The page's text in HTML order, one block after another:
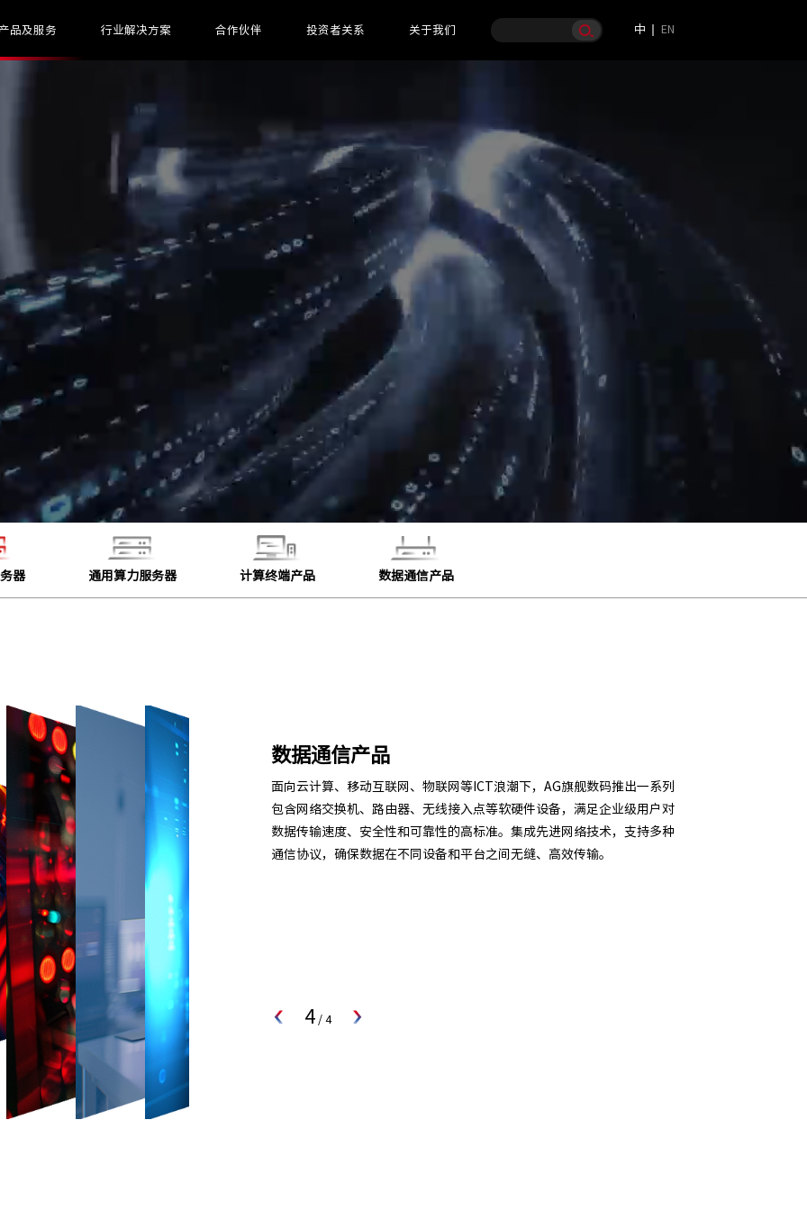
品及服务 行业解决方案 合作伙伴 投资者关系 关于我们 中 EN
器 通用算力服务器 计算终端产品 数据通信产品
1/ 4
AI算力服务器
AG旗舰数码基于鲲鹏处理器和昇腾AI处理器推出的新一代ARM人工智能
计算服务器，具有超强算力、全场景 Al 和开放生态等特点，主要为图像
识别、视频处理、推理计算及机器学习等场景提供解决方案，广泛应用于
平安城市、智慧交通、智能制造、智能营业厅、无人零售、智能楼宇等领